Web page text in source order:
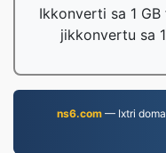
Ikkonverti sa 1
jikkonvertu sa
ns6.com— Ixtri